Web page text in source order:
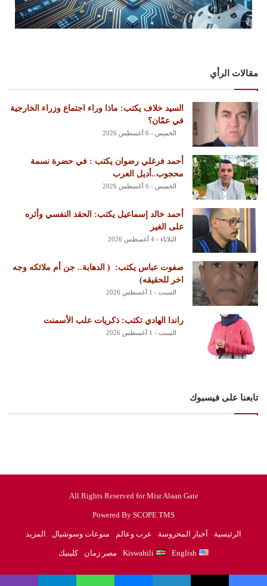
مقالات الرأي
السيد خلاف يكتب: ماذا وراء اجتماع وزراء الخارجية
في عمّان؟
الخميس - 6 أغسطس 2026
أحمد فرغلي رضوان يكتب : في حضرة نسمة
محجوب..أديل العرب
الخميس - 6 أغسطس 2026
أحمد خالد إسماعيل يكتب: الحقد النفسي وأثره
على الغير
الثلاثاء - 4 أغسطس 2026
‏صفوت عباس يكتب: ‏ ‏( الدهابة.. جن أم ملائكه وجه
اخر للحقيقه)
السبت - 1 أغسطس 2026
راندا الهادي تكتب: ذكريات علب الأسمنت
السبت - 1 أغسطس 2026
تابعنا على فيسبوك
All Rights Reserved for Misr Alaan Gate
Powered By SCOPE TMS
الرئيسية أخبار المحروسة عرب وعالم منوعات وسوشيال المزيد
English
Kiswahili مصر زمان كلينيك